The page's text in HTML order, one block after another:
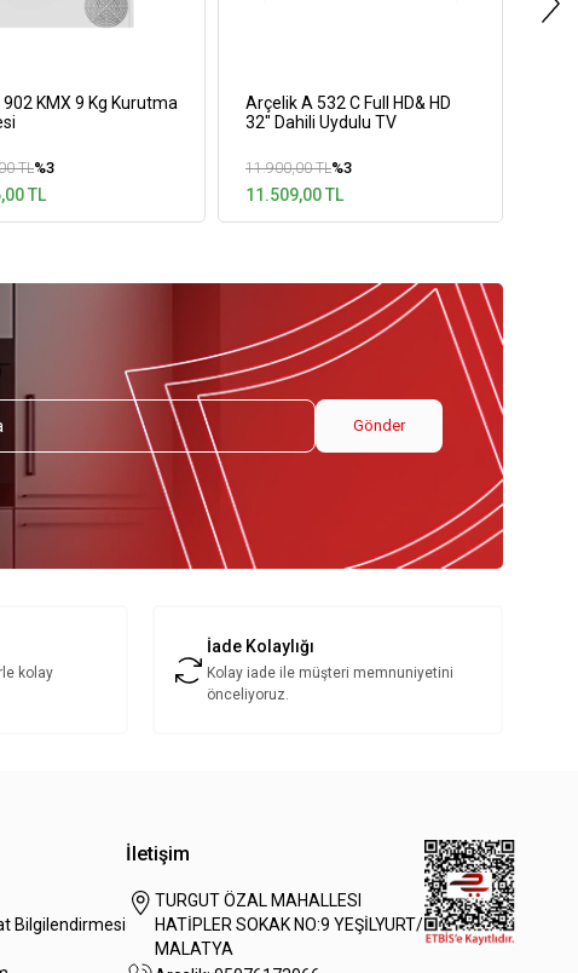
KMX 9 Kg Kurutma
TL%3
TL
Arçelik A 532 C Full HD& HD
32" Dahili Uydulu TV
11.900,00 TL%3
11.509,00 TL
Gönder
kolay
İade Kolaylığı
Kolay iade ile müşteri memnuniyetini
önceliyoruz.
Bilgilendirmesi
İletişim
TURGUT ÖZAL MAHALLESI
HATİPLER SOKAK NO:9 YEŞİLYURT/
MALATYA